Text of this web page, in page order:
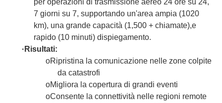
per operazioni di trasmissione aereo 24 ore su 24,
7 giorni su 7, supportando un'area ampia (1020
km), una grande capacità (1,500 + chiamate),e
rapido (10 minuti) dispiegamento.
· Risultati:
oRipristina la comunicazione nelle zone colpite
da catastrofi
oMigliora la copertura di grandi eventi
oConsente la connettività nelle regioni remote